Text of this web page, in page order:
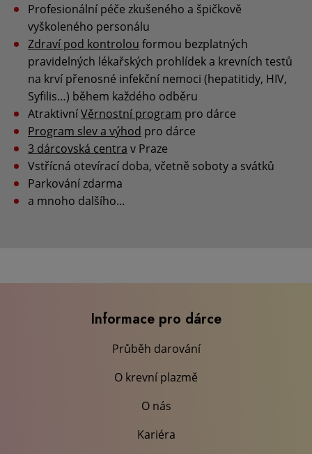
Profesionální péče zkušeného a špičkově
vyškoleného personálu
Zdraví pod kontrolou formou bezplatných
pravidelných lékařských prohlídek a krevních testů
na krví přenosné infekční nemoci (hepatitidy, HIV,
Syfilis…) během každého odběru
AtraktivníVěrnostní program pro dárce
Program slev a výhod pro dárce
3 dárcovská centra v Praze
Vstřícná otevírací doba, včetně soboty a svátků
Parkování zdarma
a mnoho dalšího…
Informace pro dárce
Průběh darování
O krevní plazmě
O nás
Kariéra